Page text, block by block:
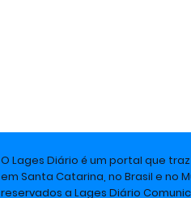
O Lages Diário é um portal que
em Santa Catarina, no Brasil e no
reservados a Lages Diário